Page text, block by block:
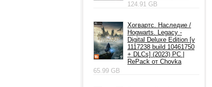
124.91 GB
Хогвартс. Наследие /
Hogwarts. Legacy -
Digital Deluxe Edition [v
1117238 build 10461750
+ DLCs] (2023) PC |
RePack от Chovka
65.99 GB